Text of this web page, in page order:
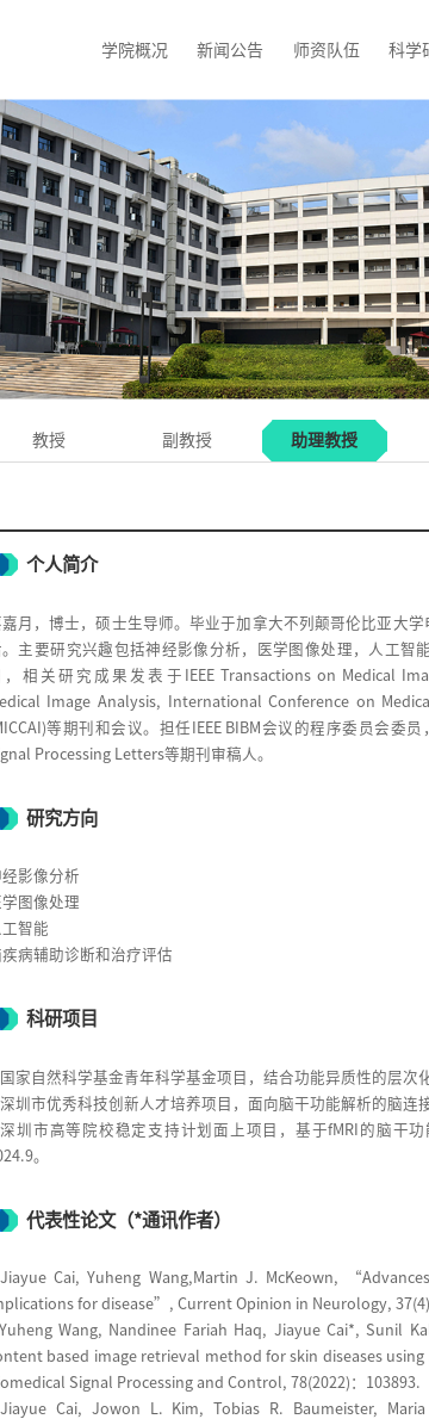
学院概况 新闻公告 师资队伍 科学
教授 副教授 助理教授
个人简介
嘉月，博士，硕士生导师。毕业于加拿大不列颠哥伦比亚大
。主要研究兴趣包括神经影像分析，医学图像处理，人工智
，相关研究成果发表于IEEE Transactions on Medical
Image Analysis, International Conference on
等期刊和会议。担任IEEE BIBM会议的程序委员会委
Processing Letters等期刊审稿人。
研究方向
影像分析
学图像处理
工智能
疾病辅助诊断和治疗评估
科研项目
家自然科学基金青年科学基金项目，结合功能异质性的层次
圳市优秀科技创新人才培养项目，面向脑干功能解析的脑连
圳市高等院校稳定支持计划面上项目，基于fMRI的脑干
。
代表性论文（*通讯作者）
Cai, Yuheng Wang,Martin J. McKeown,
for disease”, Current Opinion in Neurology,
Wang, Nandinee Fariah Haq, Jiayue Cai*, Sunil
based image retrieval method for skin diseases
Signal Processing and Control, 78(2022)：103893.
Cai, Jowon L. Kim, Tobias R. Baumeister,